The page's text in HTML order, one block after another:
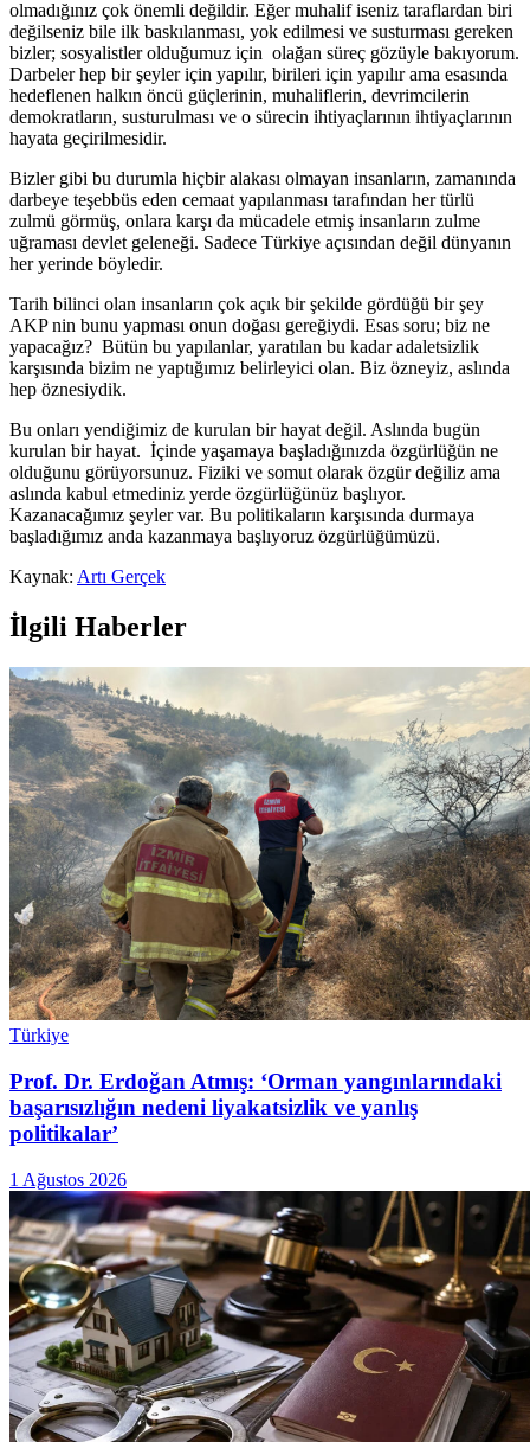
olmadığınız çok önemli değildir. Eğer muhalif iseniz taraflardan biri
değilseniz bile ilk baskılanması, yok edilmesi ve susturması gereken
bizler; sosyalistler olduğumuz için olağan süreç gözüyle bakıyorum.
Darbeler hep bir şeyler için yapılır, birileri için yapılır ama esasında
hedeflenen halkın öncü güçlerinin, muhaliflerin, devrimcilerin
demokratların, susturulması ve o sürecin ihtiyaçlarının ihtiyaçlarının
hayata geçirilmesidir.
Bizler gibi bu durumla hiçbir alakası olmayan insanların, zamanında
darbeye teşebbüs eden cemaat yapılanması tarafından her türlü
zulmü görmüş, onlara karşı da mücadele etmiş insanların zulme
uğraması devlet geleneği. Sadece Türkiye açısından değil dünyanın
her yerinde böyledir.
Tarih bilinci olan insanların çok açık bir şekilde gördüğü bir şey
AKP nin bunu yapması onun doğası gereğiydi. Esas soru; biz ne
yapacağız? Bütün bu yapılanlar, yaratılan bu kadar adaletsizlik
karşısında bizim ne yaptığımız belirleyici olan. Biz özneyiz, aslında
hep öznesiydik.
Bu onları yendiğimiz de kurulan bir hayat değil. Aslında bugün
kurulan bir hayat. İçinde yaşamaya başladığınızda özgürlüğün ne
olduğunu görüyorsunuz. Fiziki ve somut olarak özgür değiliz ama
aslında kabul etmediniz yerde özgürlüğünüz başlıyor.
Kazanacağımız şeyler var. Bu politikaların karşısında durmaya
başladığımız anda kazanmaya başlıyoruz özgürlüğümüzü.
Kaynak: Artı Gerçek
İlgili Haberler
Türkiye
Prof. Dr. Erdoğan Atmış: ‘Orman yangınlarındaki
başarısızlığın nedeni liyakatsizlik ve yanlış
politikalar’
1 Ağustos 2026